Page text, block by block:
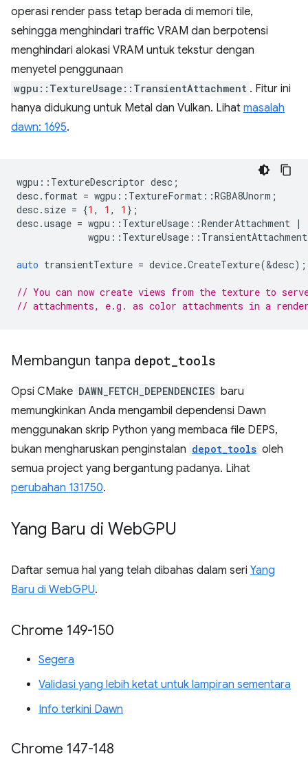
operasi render pass tetap berada di memori tile,
sehingga menghindari traffic VRAM dan berpotensi
menghindari alokasi VRAM untuk tekstur dengan
menyetel penggunaan
wgpu::TextureUsage::TransientAttachment . Fitur ini
hanya didukung untuk Metal dan Vulkan. Lihat masalah
dawn: 1695.
wgpu :: TextureDescriptor desc ;
desc. format = wgpu :: TextureFormat ::RGBA8Unorm ;
desc. size = {1 , 1 , 1 };
desc.usage = wgpu :: TextureUsage ::RenderAttachment
|
wgpu :: TextureUsage :: TransientAttachment
auto transientTexture = device.CreateTexture(&desc);
// You can now create views from the texture to
// attachments, e.g. as color attachments in a
Membangun tanpa depot tools
Opsi CMake DAWN_FETCH_DEPENDENCIES baru
memungkinkan Anda mengambil dependensi Dawn
menggunakan skrip Python yang membaca file DEPS,
bukan mengharuskan penginstalan depot_tools oleh
semua project yang bergantung padanya. Lihat
perubahan 131750.
Yang Baru di WebGPU
Daftar semua hal yang telah dibahas dalam seri Yang
Baru di WebGPU.
Chrome 149-150
Segera
Validasi yang lebih ketat untuk lampiran sementara
Info terkini Dawn
Chrome 147-148